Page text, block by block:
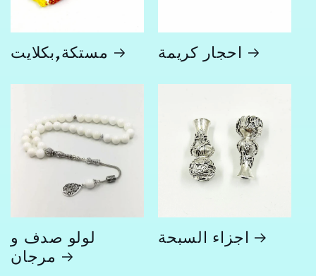
مستكة,بكلايت احجار كريمة
لولو صدف و
مرجان اجزاء السبحة